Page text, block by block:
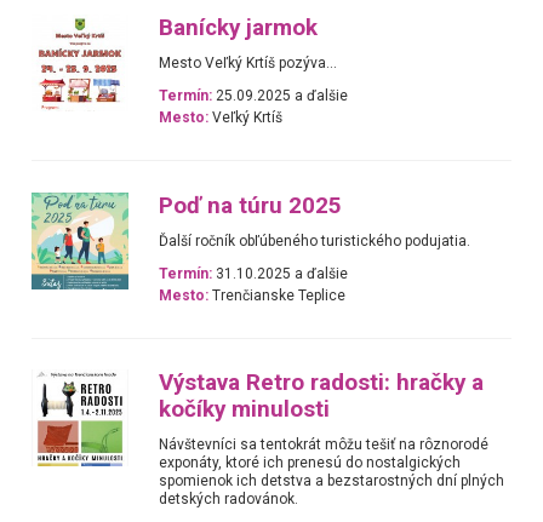
Banícky jarmok
Mesto Veľký Krtíš pozýva...
Termín: 25.09.2025 a ďalšie
Mesto: Veľký Krtíš
Poď na túru 2025
Ďalší ročník obľúbeného turistického podujatia.
Termín: 31.10.2025 a ďalšie
Mesto: Trenčianske Teplice
Výstava Retro radosti: hračky a
kočíky minulosti
Návštevníci sa tentokrát môžu tešiť na rôznorodé
exponáty, ktoré ich prenesú do nostalgických
spomienok ich detstva a bezstarostných dní plných
detských radovánok.